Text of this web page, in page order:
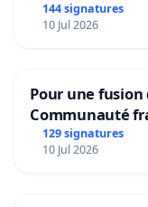
144 signatures
10 Jul 2026
Pour une
Communauté
Bruxelles)
129 signatures
10 Jul 2026